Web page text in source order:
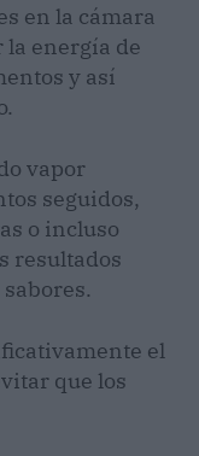
en la cámara
energía de
y así
vapor
seguidos,
o incluso
resultados
el
que los